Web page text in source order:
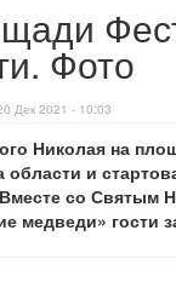
Фото
Дек 2021 - 10:03
Николая на
области и
со Святым
медведи» гости